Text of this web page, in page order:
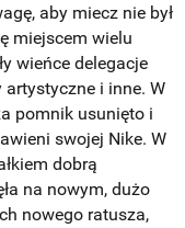
aby miecz nie był
miejscem wielu
wieńce delegacje
artystyczne i inne. W
pomnik usunięto i
swojej Nike. W
dobrą
na nowym, dużo
nowego ratusza,